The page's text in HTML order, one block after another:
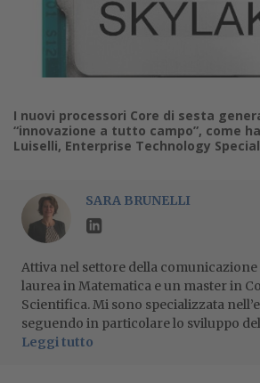
I nuovi processori Core di sesta
“innovazione a tutto campo”, come
Luiselli, Enterprise Technology
SARA BRUNELLI
Attiva nel settore della comunicazione
laurea in Matematica e un master in
Scientifica. Mi sono specializzata
seguendo in particolare lo sviluppo
Leggi tutto